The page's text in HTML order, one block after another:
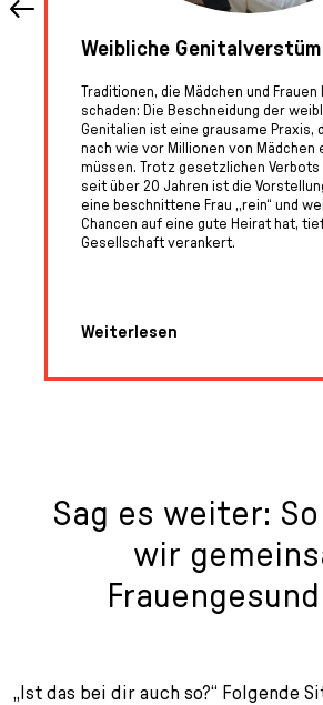
Weibliche
Traditionen, die Mädchen und Frauen
schaden: Die Beschneidung der
Genitalien ist eine grausame Praxis,
nach wie vor Millionen von Mädchen
müssen. Trotz gesetzlichen Verbots
seit über 20 Jahren ist die
eine beschnittene Frau „rein“ und
Chancen auf eine gute Heirat hat,
Gesellschaft verankert.
Weiterlesen
Sag es weiter:
wir
„Ist das bei dir auch so?“ Folgende